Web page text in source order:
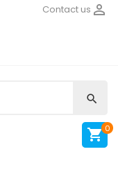

Contact us

 0